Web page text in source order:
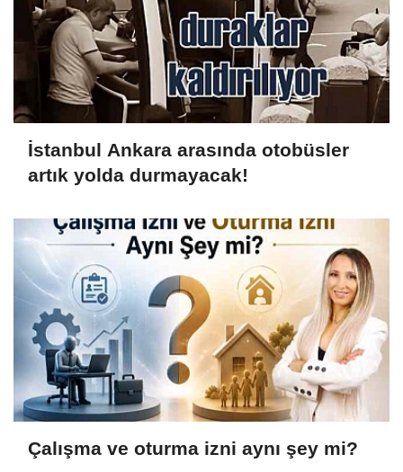
İstanbul Ankara arasında otobüsler
artık yolda durmayacak!
Çalışma ve oturma izni aynı şey mi?